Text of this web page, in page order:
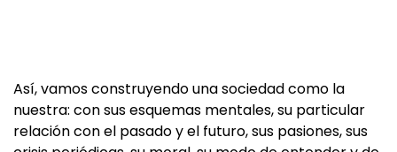
Así, vamos construyendo una sociedad como la
nuestra: con sus esquemas mentales, su particular
relación con el pasado y el futuro, sus pasiones, sus